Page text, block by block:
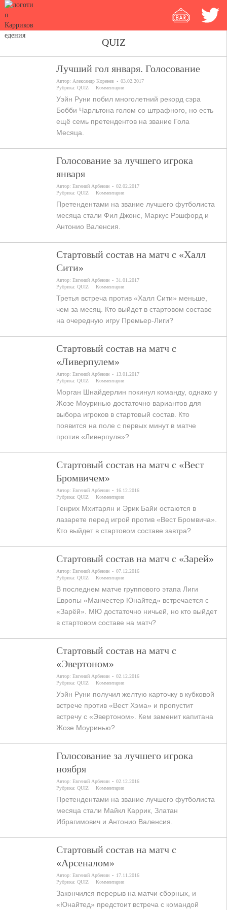
QUIZ
Лучший гол января. Голосование
Автор: Александр Коренев
03.02.2017
Рубрика:QUIZ Комментарии
Уэйн Руни побил многолетний рекорд сэра
Бобби Чарльтона голом со штрафного, но есть
ещё семь претендентов на звание Гола
Месяца.
Голосование за лучшего игрока
января
Автор:Евгений Арбенин
02.02.2017
Рубрика:QUIZ Комментарии
Претендентами на звание лучшего футболиста
месяца стали Фил Джонс, Маркус Рэшфорд и
Антонио Валенсия.
Стартовый состав на матч с «Халл
Сити»
Автор:Евгений Арбенин
31.01.2017
Рубрика:QUIZ Комментарии
Третья встреча против «Халл Сити» меньше,
чем за месяц. Кто выйдет в стартовом составе
на очередную игру Премьер-Лиги?
Стартовый состав на матч с
«Ливерпулем»
Автор:Евгений Арбенин
13.01.2017
Рубрика:QUIZ Комментарии
Морган Шнайдерлин покинул команду, однако у
Жозе Моуринью достаточно вариантов для
выбора игроков в стартовый состав. Кто
появится на поле с первых минут в матче
против «Ливерпуля»?
Стартовый состав на матч с «Вест
Бромвичем»
Автор:Евгений Арбенин
16.12.2016
Рубрика:QUIZ Комментарии
Генрих Мхитарян и Эрик Байи остаются в
лазарете перед игрой против «Вест Бромвича».
Кто выйдет в стартовом составе завтра?
Стартовый состав на матч с «Зарей»
Автор:Евгений Арбенин
07.12.2016
Рубрика:QUIZ Комментарии
В последнем матче группового этапа Лиги
Европы «Манчестер Юнайтед» встречается с
«Зарёй». МЮ достаточно ничьей, но кто выйдет
в стартовом составе на матч?
Стартовый состав на матч с
«Эвертоном»
Автор:Евгений Арбенин
02.12.2016
Рубрика:QUIZ Комментарии
Уэйн Руни получил желтую карточку в кубковой
встрече против «Вест Хэма» и пропустит
встречу с «Эвертоном». Кем заменит капитана
Жозе Моуринью?
Голосование за лучшего игрока
ноября
Автор:Евгений Арбенин
02.12.2016
Рубрика:QUIZ Комментарии
Претендентами на звание лучшего футболиста
месяца стали Майкл Каррик, Златан
Ибрагимович и Антонио Валенсия.
Стартовый состав на матч с
«Арсеналом»
Автор:Евгений Арбенин
17.11.2016
Рубрика:QUIZ Комментарии
Закончился перерыв на матчи сборных, и
«Юнайтед» предстоит встреча с командой